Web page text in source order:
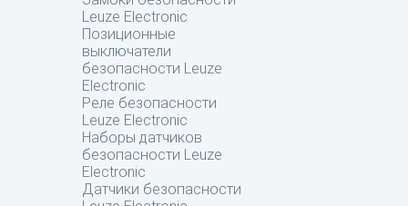
Leuze Electronic
Позиционные
выключатели
безопасности Leuze
Electronic
Реле безопасности
Leuze Electronic
Наборы датчиков
безопасности Leuze
Electronic
Датчики безопасности